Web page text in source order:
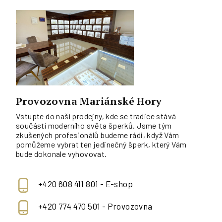
Provozovna Mariánské Hory
Vstupte do naší prodejny, kde se tradice stává
součástí moderního světa šperků. Jsme tým
zkušených profesionálů budeme rádi, když Vám
pomůžeme vybrat ten jedinečný šperk, který Vám
bude dokonale vyhovovat.
+420 608 411 801 - E-shop
+420 774 470 501 - Provozovna